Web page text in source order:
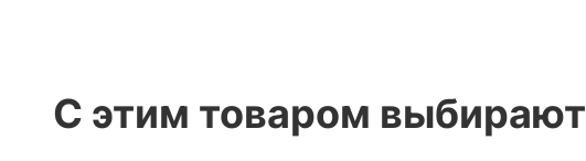
С этим товаром выбирают